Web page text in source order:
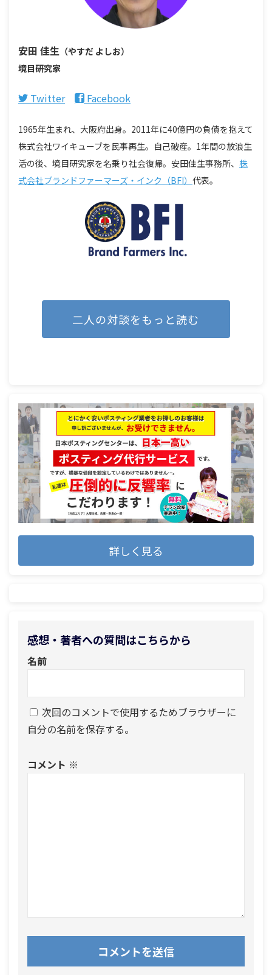
安田 佳生 （やすだ よしお）
境目研究家
Twitter Facebook
1965年生まれ、大阪府出身。2011年に40億円の負債を抱えて
株式会社ワイキューブを民事再生。自己破産。1年間の放浪生
活の後、境目研究家を名乗り社会復帰。安田佳生事務所、 株
式会社ブランドファーマーズ・インク（BFI） 代表。
二人の対談をもっと読む
詳しく見る
感想・著者への質問はこちらから
名前
次回のコメントで使用するためブラウザーに
自分の名前を保存する。
コメント ※